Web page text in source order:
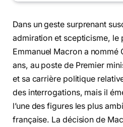
Dans un geste surprenant
admiration et scepticisme, le
Emmanuel Macron a nommé
ans, au poste de Premier
et sa carrière politique
des interrogations, mais il
l’une des figures les plus
française. La décision de